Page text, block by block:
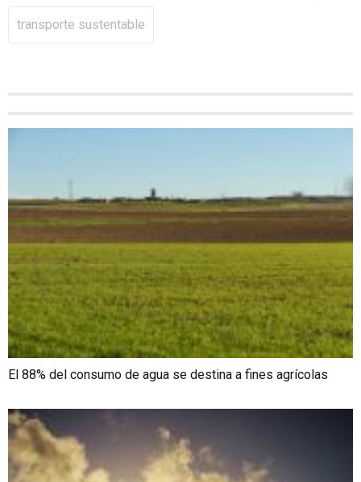
transporte sustentable
El 88% del consumo de agua se destina a fines agrícolas